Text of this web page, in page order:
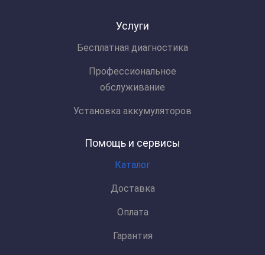
Услуги
Бесплатная диагностика
Профессиональное
обслуживание
Установка аккумуляторов
Помощь и сервисы
Каталог
Доставка
Оплата
Гарантия